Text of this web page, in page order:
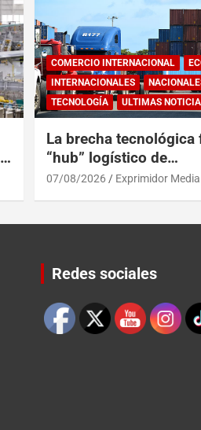
COMERCIO INTERNACIONAL
INTERNACIONALES
TECNOLOGÍA
ULTIMAS
La brecha tecnológica
“hub” logístico de
Centroamérica y RD
07/08/2026 Exprimidor Media
Redes sociales
Set Youtube Channel ID